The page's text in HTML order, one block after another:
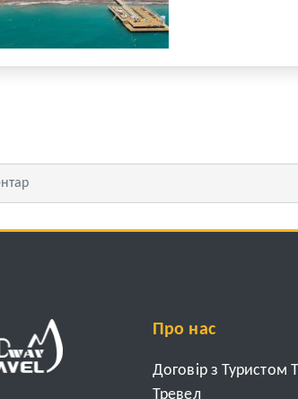
Про нас
Договір з Туристом
Тревел